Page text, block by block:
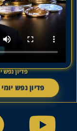
פדיון נפש
פדיון נפש